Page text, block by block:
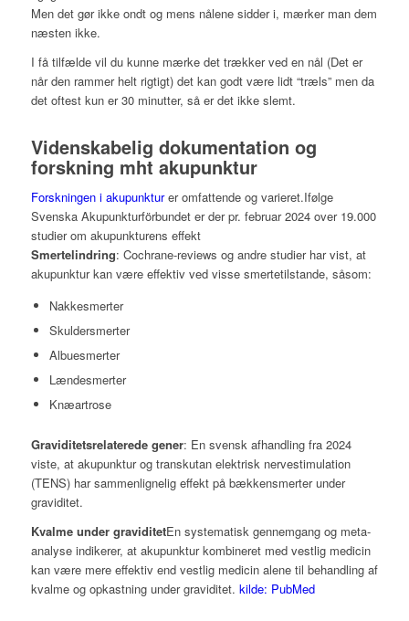
Men det gør ikke ondt og mens nålene sidder i, mærker man dem
næsten ikke.
I få tilfælde vil du kunne mærke det trækker ved en nål (Det er
når den rammer helt rigtigt) det kan godt være lidt “træls” men da
det oftest kun er 30 minutter, så er det ikke slemt.
Videnskabelig dokumentation og
forskning mht akupunktur
Forskningen i akupunkturer omfattende og varieret.Ifølge
Svenska Akupunkturförbundet er der pr. februar 2024 over 19.000
studier om akupunkturens effekt
Smertelindring: Cochrane-reviews og andre studier har vist, at
akupunktur kan være effektiv ved visse smertetilstande, såsom:
Nakkesmerter
Skuldersmerter
Albuesmerter
Lændesmerter
Knæartrose
Graviditetsrelaterede gener: En svensk afhandling fra 2024
viste, at akupunktur og transkutan elektrisk nervestimulation
(TENS) har sammenlignelig effekt på bækkensmerter under
graviditet.
Kvalme under graviditetEn systematisk gennemgang og meta-
analyse indikerer, at akupunktur kombineret med vestlig medicin
kan være mere effektiv end vestlig medicin alene til behandling af
kvalme og opkastning under graviditet. kilde: PubMed